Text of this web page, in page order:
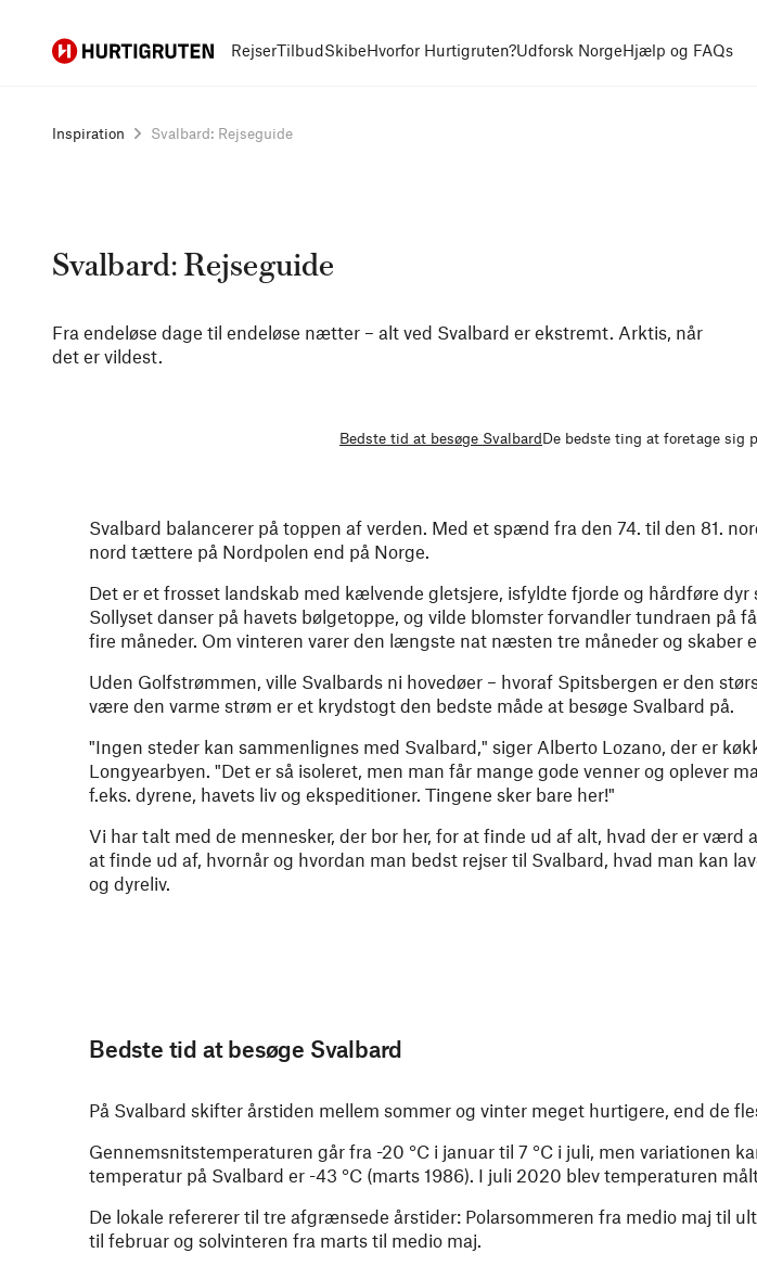
Hurtigruten RejserTilbudSkibeHvorfor Hurtigruten?Udforsk NorgeHjælp og FAQs
Inspiration Svalbard: Rejseguide
Svalbard: Rejseguide
Fra endeløse dage til endeløse nætter – alt ved Svalbard er ekstremt. Arktis, når
det er vildest.
Bedste tid at besøge SvalbardDe bedste ting at foretage sig
Svalbard balancerer på toppen af verden. Med et spænd fra den 74. til den 81.
nord tættere på Nordpolen end på Norge.
Det er et frosset landskab med kælvende gletsjere, isfyldte fjorde og hårdføre dyr
Sollyset danser på havets bølgetoppe, og vilde blomster forvandler tundraen på
fire måneder. Om vinteren varer den længste nat næsten tre måneder og skaber
Uden Golfstrømmen, ville Svalbards ni hovedøer – hvoraf Spitsbergen er den
være den varme strøm er et krydstogt den bedste måde at besøge Svalbard på.
"Ingen steder kan sammenlignes med Svalbard," siger Alberto Lozano, der er
Longyearbyen. "Det er så isoleret, men man får mange gode venner og oplever
f.eks. dyrene, havets liv og ekspeditioner. Tingene sker bare her!"
Vi har talt med de mennesker, der bor her, for at finde ud af alt, hvad der er værd
at finde ud af, hvornår og hvordan man bedst rejser til Svalbard, hvad man kan
og dyreliv.
Bedste tid at besøge Svalbard
På Svalbard skifter årstiden mellem sommer og vinter meget hurtigere, end de
Gennemsnitstemperaturen går fra -20 °C i januar til 7 °C i juli, men variationen
temperatur på Svalbard er -43 °C (marts 1986). I juli 2020 blev temperaturen
De lokale refererer til tre afgrænsede årstider: Polarsommeren fra medio maj til
til februar og solvinteren fra marts til medio maj.